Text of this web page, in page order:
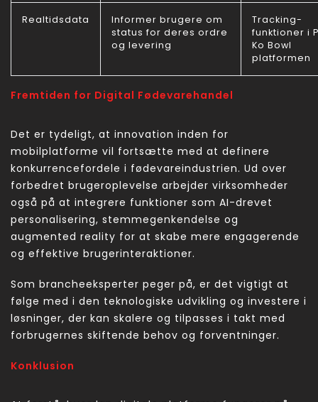
Realtidsdata
Informer brugere om
status for deres ordre
og levering
Tracking-
funktioner i
Ko Bowl
platformen
Fremtiden for Digital Fødevarehandel
Det er tydeligt, at innovation inden for
mobilplatforme vil fortsætte med at definere
konkurrencefordele i fødevareindustrien. Ud over
forbedret brugeroplevelse arbejder virksomheder
også på at integrere funktioner som AI-drevet
personalisering, stemmegenkendelse og
augmented reality for at skabe mere engagerende
og effektive brugerinteraktioner.
Som brancheeksperter peger på, er det vigtigt at
følge med i den teknologiske udvikling og investere i
løsninger, der kan skalere og tilpasses i takt med
forbrugernes skiftende behov og forventninger.
Konklusion